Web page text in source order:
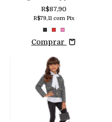
em Ribana Macutie
R$87,90
R$79,11 com Pix
Comprar